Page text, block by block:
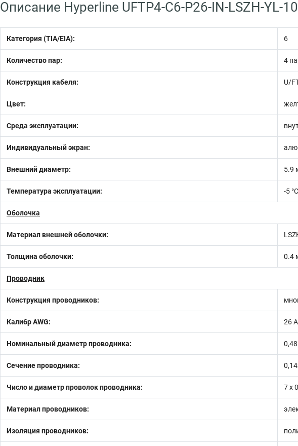
Описание Hyperline UFTP4-C6-P26-IN-LSZH-YL-
Категория (TIA/EIA): 6
Количество пар: 4
Конструкция кабеля: U/
Цвет:
Среда эксплуатации:
Индивидуальный экран:
Внешний диаметр: 5.9
Температура эксплуатации: -5
Оболочка
Материал внешней оболочки:
Толщина оболочки: 0.4
Проводник
Конструкция проводников:
Калибр AWG: 26
Номинальный диаметр проводника:
Сечение проводника:
Число и диаметр проволок проводника: 7 х
Материал проводников:
Изоляция проводников: